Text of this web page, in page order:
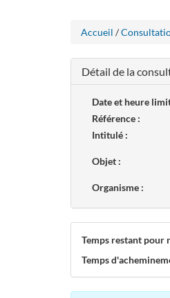
Accueil /
Détail de la
Date et heure
Référence :
Intitulé :
Objet :
Organisme :
Temps restant pour
Temps